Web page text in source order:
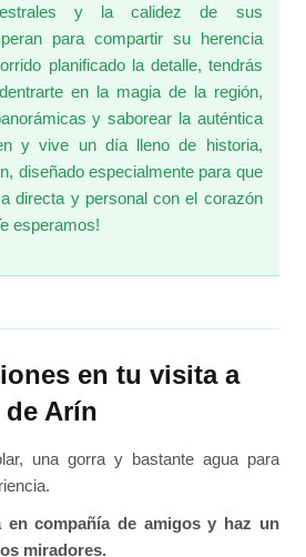
y la calidez de sus
para compartir su herencia
planificado la detalle, tendrás
en la magia de la región,
y saborear la auténtica
y vive un día lleno de historia,
diseñado especialmente para que
directa y personal con el corazón
esperamos!
en tu visita a
de Arín
una gorra y bastante agua para
en compañía de amigos y haz un
miradores.